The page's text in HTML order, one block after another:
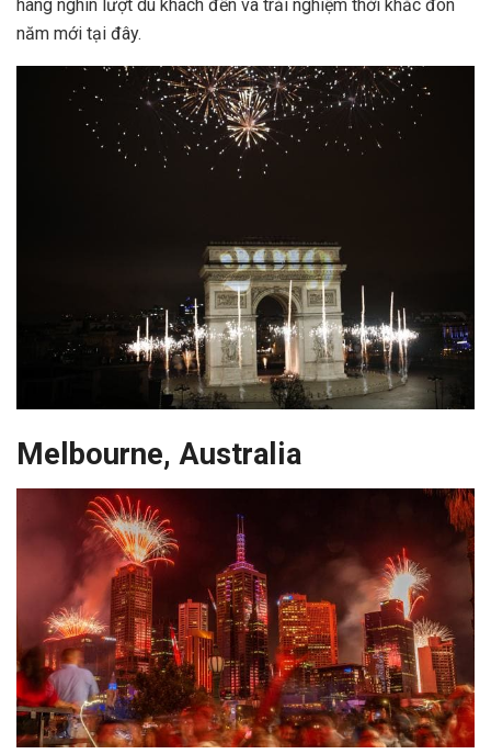
hàng nghìn lượt du khách đến và trải nghiệm thời khắc đón
năm mới tại đây.
Melbourne, Australia